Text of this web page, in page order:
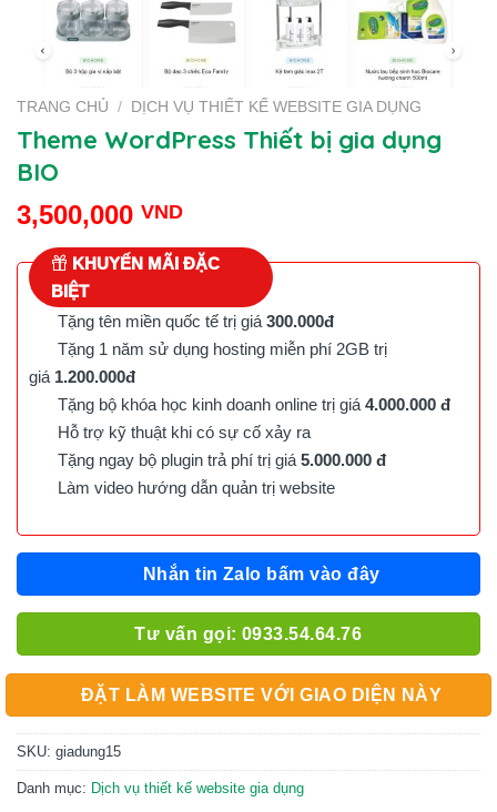
TRANG CHỦ / DỊCH VỤ THIẾT KẾ WEBSITE GIA DỤNG
Theme WordPress Thiết bị gia dụng
BIO
3,500,000 VND
KHUYẾN MÃI ĐẶC
BIỆT
Tặng tên miền quốc tế trị giá 300.000đ
Tặng 1 năm sử dụng hosting miễn phí 2GB trị
giá 1.200.000đ
Tặng bộ khóa học kinh doanh online trị giá 4.000.000 đ
Hỗ trợ kỹ thuật khi có sự cố xảy ra
Tặng ngay bộ plugin trả phí trị giá 5.000.000 đ
Làm video hướng dẫn quản trị website
Nhắn tin Zalo bấm vào đây
Tư vấn gọi: 0933.54.64.76
ĐẶT LÀM WEBSITE VỚI GIAO DIỆN NÀY
SKU: giadung15
Danh mục: Dịch vụ thiết kế website gia dụng